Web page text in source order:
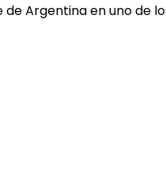
Argentina en uno de